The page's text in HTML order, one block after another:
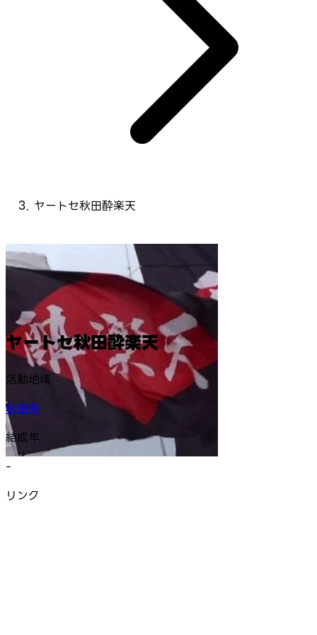
ヤートセ秋田酔楽天
ヤートセ秋田酔楽天
活動地域
秋田県
結成年
-
リンク